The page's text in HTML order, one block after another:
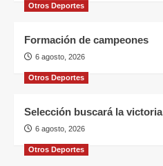
Otros Deportes
Formación de campeones
6 agosto, 2026
Otros Deportes
Selección buscará la victoria
6 agosto, 2026
Otros Deportes